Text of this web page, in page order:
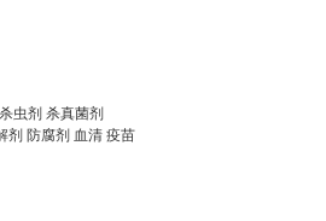
虫剂 杀真菌剂
剂 防腐剂 血清 疫苗